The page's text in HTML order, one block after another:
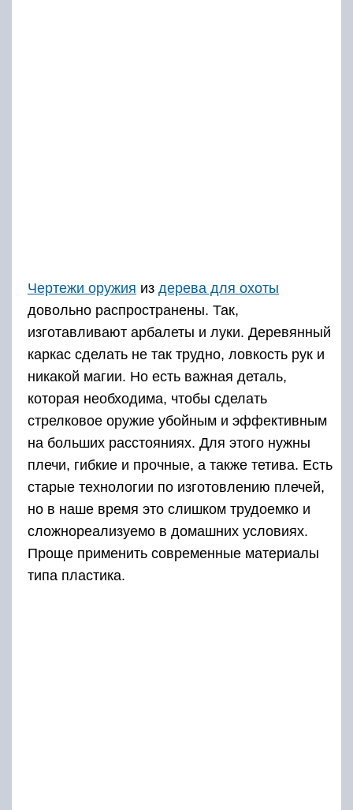
Чертежи оружия из дерева для охоты
довольно распространены. Так,
изготавливают арбалеты и луки. Деревянный
каркас сделать не так трудно, ловкость рук и
никакой магии. Но есть важная деталь,
которая необходима, чтобы сделать
стрелковое оружие убойным и эффективным
на больших расстояниях. Для этого нужны
плечи, гибкие и прочные, а также тетива. Есть
старые технологии по изготовлению плечей,
но в наше время это слишком трудоемко и
сложнореализуемо в домашних условиях.
Проще применить современные материалы
типа пластика.